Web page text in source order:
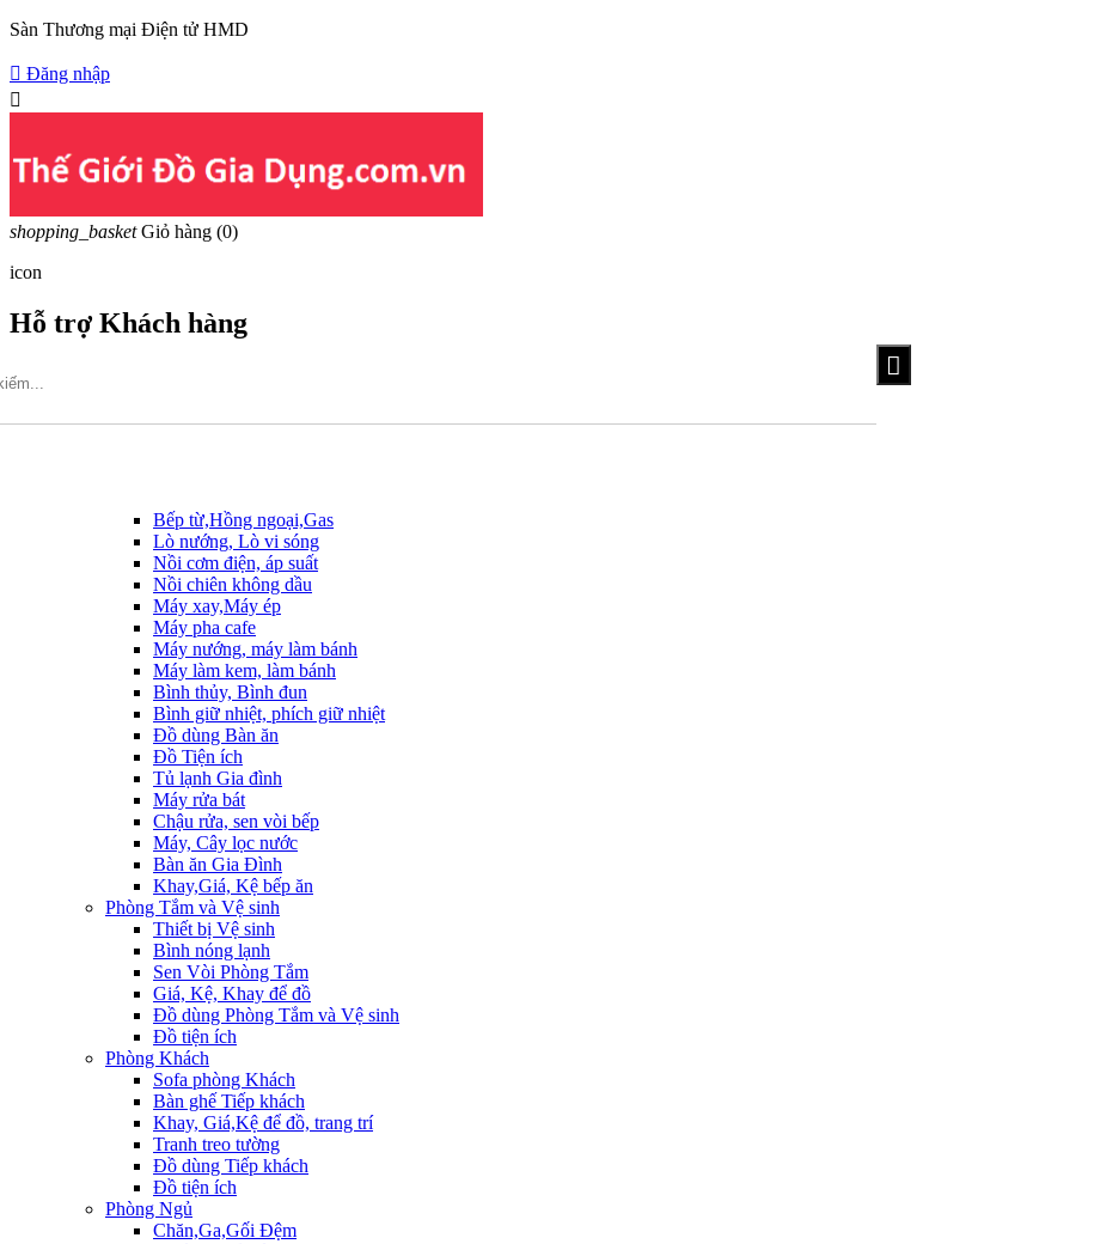
Sàn Thương mại Điện tử HMD
 Đăng nhập

shopping_basket Giỏ hàng (0)
icon
Hỗ trợ Khách hàng
Hotline: 09317.456.44
Bếp từ,Hồng ngoại,Gas
Lò nướng, Lò vi sóng
Nồi cơm điện, áp suất
Nồi chiên không dầu
Máy xay,Máy ép
Máy pha cafe
Máy nướng, máy làm bánh
Máy làm kem, làm bánh
Bình thủy, Bình đun
Bình giữ nhiệt, phích giữ nhiệt
Đồ dùng Bàn ăn
Đồ Tiện ích
Tủ lạnh Gia đình
Máy rửa bát
Chậu rửa, sen vòi bếp
Máy, Cây lọc nước
Bàn ăn Gia Đình
Khay,Giá, Kệ bếp ăn
Phòng Tắm và Vệ sinh
Thiết bị Vệ sinh
Bình nóng lạnh
Sen Vòi Phòng Tắm
Giá, Kệ, Khay để đồ
Đồ dùng Phòng Tắm và Vệ sinh
Đồ tiện ích
Phòng Khách
Sofa phòng Khách
Bàn ghế Tiếp khách
Khay, Giá,Kệ để đồ, trang trí
Tranh treo tường
Đồ dùng Tiếp khách
Đồ tiện ích
Phòng Ngủ
Chăn,Ga,Gối Đệm